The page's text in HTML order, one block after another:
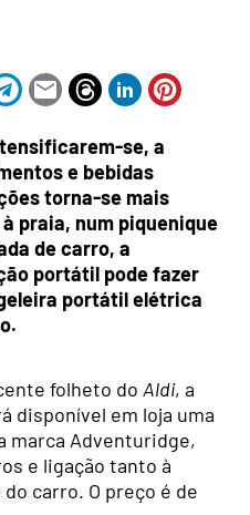
se, a
e bebidas
torna-se mais
praia, num piquenique
de carro, a
portátil pode fazer
portátil elétrica
folheto doAldi, a
disponível em loja uma
marca Adventuridge,
e ligação tanto à
carro. O preço é de